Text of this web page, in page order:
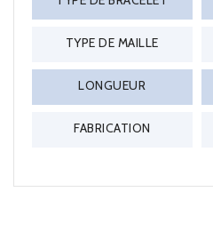
TYPE DE MAILLE
LONGUEUR
FABRICATION